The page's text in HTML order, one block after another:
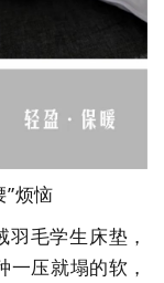
烦恼
毛学生床垫，
一压就塌的软，